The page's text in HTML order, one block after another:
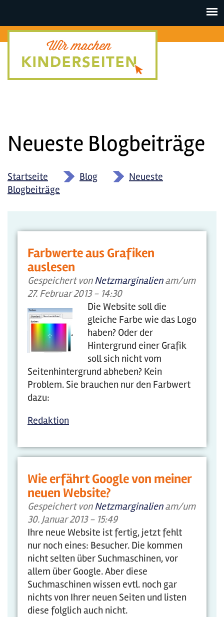
Toggle
Neueste Blogbeiträge
Startseite » Blog »
Neueste
Blogbeiträge
Farbwerte aus Grafiken
auslesen
Gespeichert vonNetzmarginalienam/um
27. Februar 2013 - 14:30
Die Website soll die
gleiche Farbe wie das Logo
haben? Oder der
Hintergrund einer Grafik
soll sich nicht vom
Seitenhintergrund abheben? Kein
Problem. Sie brauchen nur den Farbwert
dazu:
Redaktion
Wie erfährt Google von meiner
neuen Website?
Gespeichert vonNetzmarginalienam/um
30. Januar 2013 - 15:49
Ihre neue Website ist fertig, jetzt fehlt
nur noch eines: Besucher. Die kommen
nicht selten über Suchmaschinen, vor
allem über Google. Aber diese
Suchmaschinen wissen evtl. noch gar
nichts von Ihrer neuen Seiten und listen
diese folglich auch nicht.